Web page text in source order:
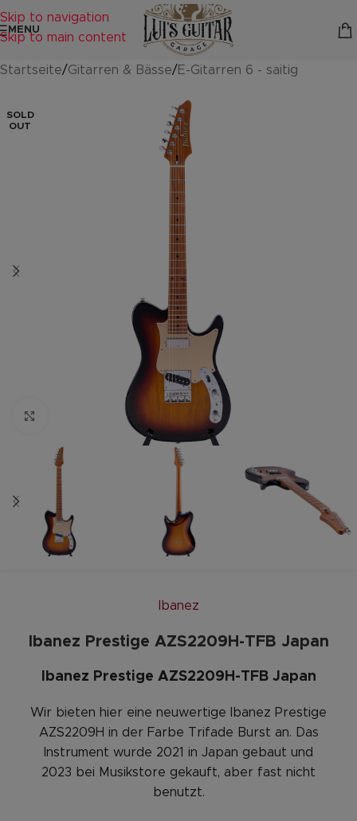
Skip to navigation
Skip to main content
MENU
Startseite/Gitarren & Bässe/E-Gitarren 6 - saitig
SOLD
OUT
Zum vergrößern anklicken
Ibanez
Ibanez Prestige AZS2209H-TFB Japan
Ibanez Prestige AZS2209H-TFB Japan
Wir bieten hier eine neuwertige Ibanez Prestige
AZS2209H in der Farbe Trifade Burst an. Das
Instrument wurde 2021 in Japan gebaut und
2023 bei Musikstore gekauft, aber fast nicht
benutzt.